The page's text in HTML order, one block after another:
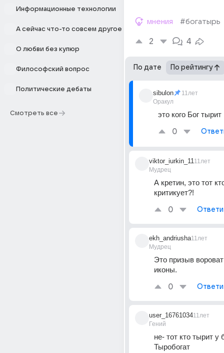
Информационные технологии
А сейчас что-то совсем другое
О любви без купюр
Философский вопрос
Политические дебаты
Смотреть все
мнения #богатырь
2 4
По дате По рейтингу
sibulon
Оракул
11лет
это кого Бог тырит
0
viktor_iurkin_11
Мудрец
11лет
А кретин, это тот
критикует?!
0
ekh_andriusha
Мудрец
11лет
Это призыв
иконы.
0
user_16761034
Гений
11лет
не- тот кто тырит у
Тыробогат